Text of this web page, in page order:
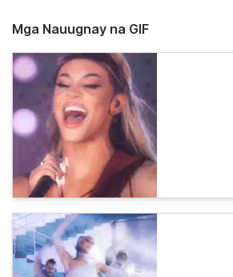
Mga Nauugnay na GIF